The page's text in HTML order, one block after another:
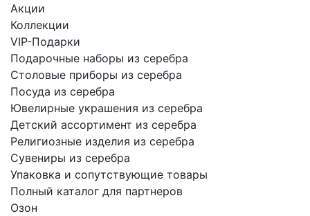
Акции
Коллекции
VIP-Подарки
Подарочные наборы из серебра
Столовые приборы из серебра
Посуда из серебра
Ювелирные украшения из серебра
Детский ассортимент из серебра
Религиозные изделия из серебра
Сувениры из серебра
Упаковка и сопутствующие товары
Полный каталог для партнеров
Озон